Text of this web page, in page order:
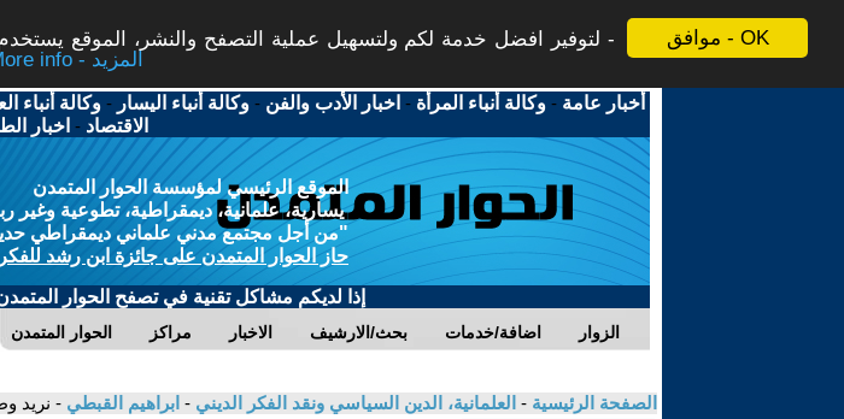
موافق - OK
لتوفير افضل خدمة لكم ولتسهيل عملية التصفح والنشر، الموقع
More info - المزيد
أخبار عامة -وكالة أنباء المرأة - اخبار الأدب والفن -وكالة أنباء اليسار -وكالة أنباء
الاقتصاد - اخبار
الموقع الرئيسي لمؤسسة الحوار المتمدن
يسارية، علمانية، ديمقراطية، تطوعية وغير
"من أجل مجتمع مدني علماني ديمقراطي حديث
حاز الحوار المتمدن على جائزة ابن رشد
إذا لديكم مشاكل تقنية في تصفح الحوار
الحوار المتمدن مراكز الاخبار بحث/الارشيف اضافة/خدمات الزوار
الصفحة الرئيسية - العلمانية، الدين السياسي ونقد الفكر الديني - ابراهيم القبطي - نريد